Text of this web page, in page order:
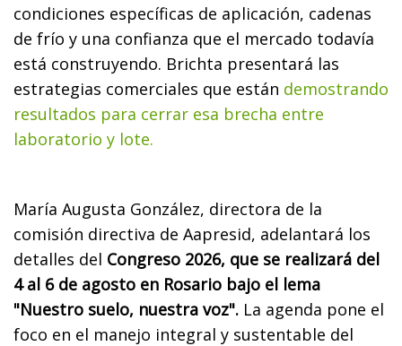
condiciones específicas de aplicación, cadenas
de frío y una confianza que el mercado todavía
está construyendo. Brichta presentará las
estrategias comerciales que están demostrando
resultados para cerrar esa brecha entre
laboratorio y lote.
María Augusta González, directora de la
comisión directiva de Aapresid, adelantará los
detalles del Congreso 2026, que se realizará del
4 al 6 de agosto en Rosario bajo el lema
"Nuestro suelo, nuestra voz". La agenda pone el
foco en el manejo integral y sustentable del